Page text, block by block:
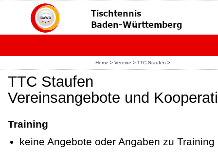
Home > Vereine > TTC Staufen >
TTC Staufen
Vereinsangebote und
Training
keine Angebote oder Angaben zu Training